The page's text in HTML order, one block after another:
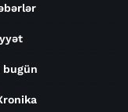
bugün